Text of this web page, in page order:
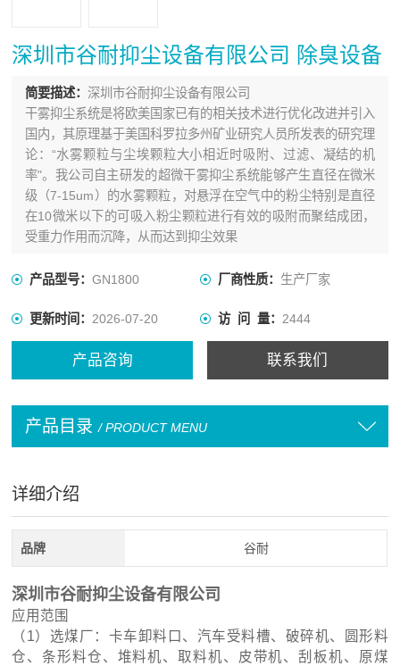
深圳市谷耐抑尘设备有限公司 除臭设备
简要描述： 深圳市谷耐抑尘设备有限公司
干雾抑尘系统是将欧美国家已有的相关技术进行优化改进并引入
国内，其原理基于美国科罗拉多州矿业研究人员所发表的研究理
论：“水雾颗粒与尘埃颗粒大小相近时吸附、过滤、凝结的机
率"。我公司自主研发的超微干雾抑尘系统能够产生直径在微米
级（7-15um）的水雾颗粒，对悬浮在空气中的粉尘特别是直径
在10微米以下的可吸入粉尘颗粒进行有效的吸附而聚结成团，
受重力作用而沉降，从而达到抑尘效果
产品型号：GN1800 厂商性质： 生产厂家
更新时间：2026-07-20 访 问 量： 2444
产品咨询 联系我们
产品目录 / PRODUCT MENU
详细介绍
品牌 谷耐
深圳市谷耐抑尘设备有限公司
应用范围
（1）选煤厂：卡车卸料口、汽车受料槽、破碎机、圆形料
仓、条形料仓、堆料机、取料机、皮带机、刮板机、原煤